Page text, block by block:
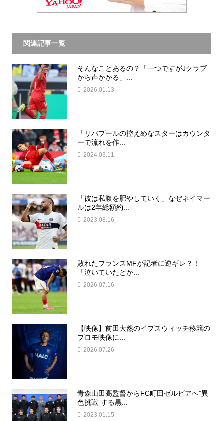
関連記事一覧
そんなことあるの？「一つですがJクラブ
から声かかる」...
2026.01.13
「リバプールの控えめなスターはカウンタ
ーで流れを作...
2024.03.11
「彼は私腹を肥やしていく」なぜネイマー
ルは2年総額約...
2023.08.16
敗れたフランスMFが記者に逆ギレ？！
「泣いていたとか...
2026.07.16
【映像】前田大然のイプスウィッチ移籍の
プロモ映像に...
2026.07.26
青森山田高監督からFC町田ゼルビアへ”異
色挑戦”する黒...
2023.01.15